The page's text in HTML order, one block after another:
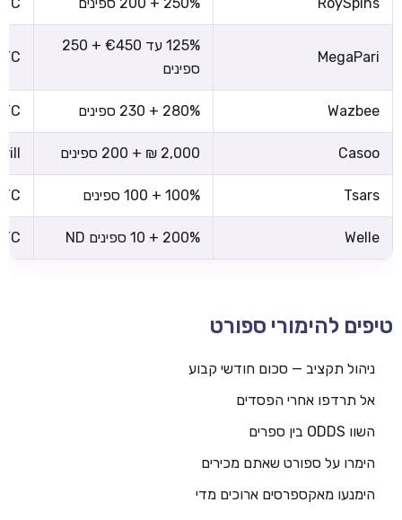
RoySpins 250% + 200 ספינים
MegaPari
125% עד €450 + 250
ספינים
Wazbee 280% + 230 ספינים
Casoo 2,000 ₪ + 200 ספינים
Tsars 100% + 100 ספינים
Welle 200% + 10 ספינים ND
טיפים להימורי ספורט
ניהול תקציב — סכום חודשי קבוע
אל תרדפו אחרי הפסדים
השוו ODDS בין ספרים
הימרו על ספורט שאתם מכירים
הימנעו מאקספרסים ארוכים מדי